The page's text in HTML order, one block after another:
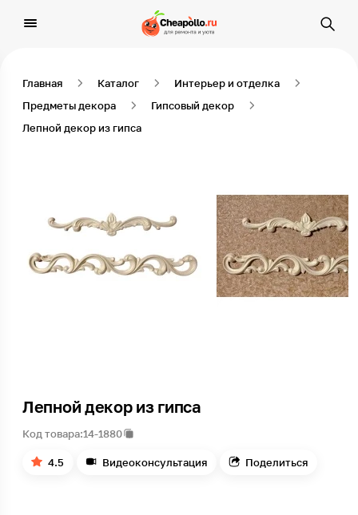
Главная Каталог
Интерьер и отделка
Предметы декора
Гипсовый декор
Лепной декор из гипса
Лепной декор из гипса
Код товара:14-1880
4.5 Видеоконсультация Поделиться